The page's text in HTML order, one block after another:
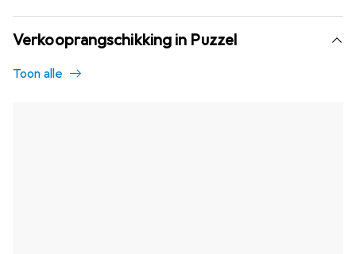
Verkooprangschikking in Puzzel
Toon alle